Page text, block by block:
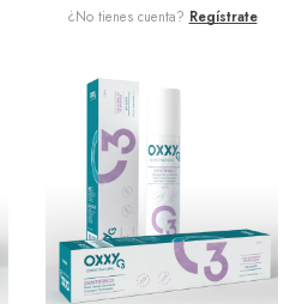
¿No tienes cuenta? Regístrate